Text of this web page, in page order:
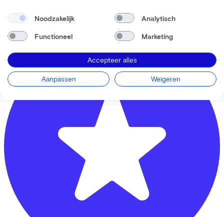
3812 PM Amersfoort
Noodzakelijk Analytisch
Functioneel Marketing
Accepteer alles
Aanpassen Weigeren